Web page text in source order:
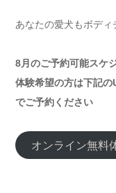
あなたの愛犬もボデ
8月のご予約可能スケ
体験希望の方は下記
でご予約ください
オンライン無料